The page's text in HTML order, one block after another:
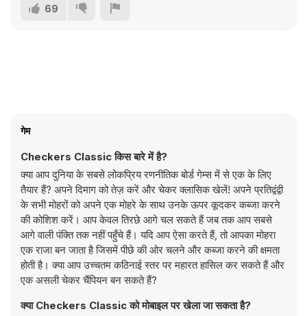
69
गेम
Checkers Classic किस बारे में है?
क्या आप दुनिया के सबसे लोकप्रिय रणनीतिक बोर्ड गेम्स में से एक के लिए
तैयार हैं? अपने दिमाग को तेज़ करें और चेकर क्लासिक खेलें! अपने प्रतिद्वंद्वी
के सभी मोहरों को अपने एक मोहरे के साथ उनके ऊपर कूदकर कब्जा करने
की कोशिश करें। आप केवल तिरछे आगे चल सकते हैं जब तक आप सबसे
आगे वाली पंक्ति तक नहीं पहुँचे हैं। यदि आप ऐसा करते हैं, तो आपका मोहरा
एक राजा बन जाता है जिसमें पीछे की ओर चलने और कब्जा करने की क्षमता
होती है। क्या आप उच्चतम कठिनाई स्तर पर महारत हासिल कर सकते हैं और
एक असली चेकर चैंपियन बन सकते हैं?
क्या Checkers Classic को मोबाइल पर खेला जा सकता है?